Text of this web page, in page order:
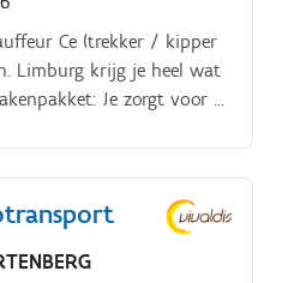
Ce (trekker / kipper
Limburg krijg je heel wat
Je zorgt voor de
Antwerpen.